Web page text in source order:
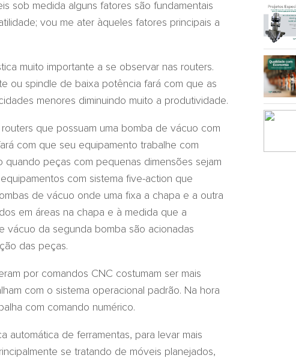
sob medida alguns fatores são fundamentais
vou me ater àqueles fatores principais a
muito importante a se observar nas routers.
ou spindle de baixa potência fará com que as
menores diminuindo muito a produtividade.
que possuam uma bomba de vácuo com
com que seu equipamento trabalhe com
peças com pequenas dimensões sejam
com sistema five-action que
de vácuo onde uma fixa a chapa e a outra
em áreas na chapa e à medida que a
vácuo da segunda bomba são acionadas
das peças.
por comandos CNC costumam ser mais
com o sistema operacional padrão. Na hora
com comando numérico.
automática de ferramentas, para levar mais
se tratando de móveis planejados,